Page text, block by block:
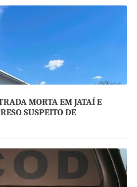
MORTA EM JATAÍ E
SUSPEITO DE